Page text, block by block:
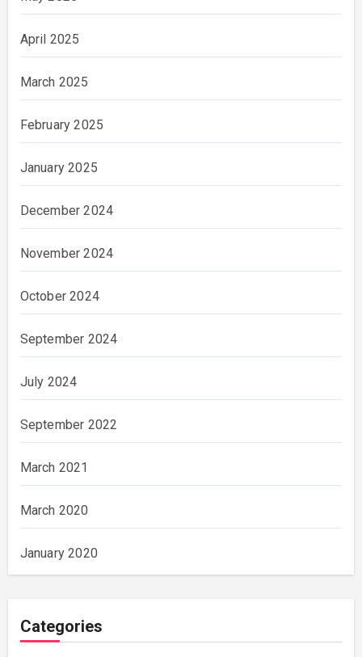
April 2025
March 2025
February 2025
January 2025
December 2024
November 2024
October 2024
September 2024
July 2024
September 2022
March 2021
March 2020
January 2020
Categories